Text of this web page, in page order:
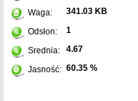
Waga: 341.03 KB
Odsłon: 1
Srednia: 4.67
Jasność: 60.35 %